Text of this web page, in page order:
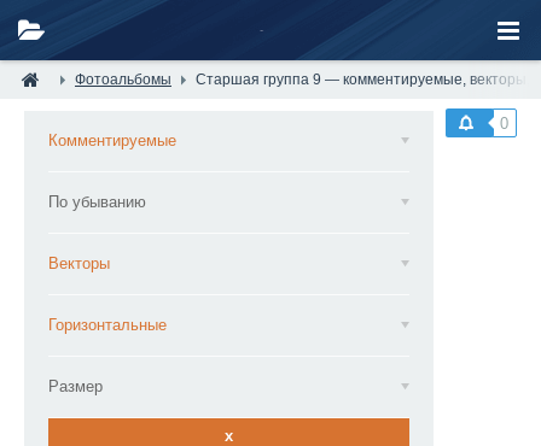
Фотоальбомы Старшая группа 9 — комментируемые, векторы,
0
Комментируемые
По убыванию
Векторы
Горизонтальные
Размер
x